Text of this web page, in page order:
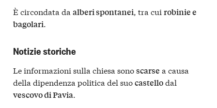
È circondata da alberi spontanei, tra cui robinie e
bagolari.
Notizie storiche
Le informazioni sulla chiesa sonoscarse a causa
della dipendenza politica del suocastellodal
vescovo di Pavia.